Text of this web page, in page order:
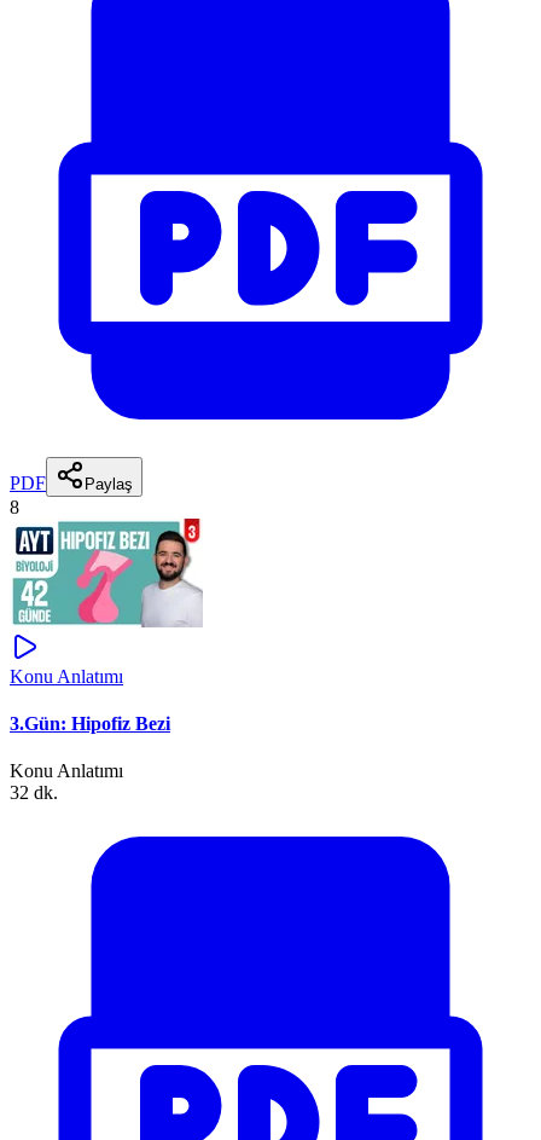
PDF Paylaş
8
Konu Anlatımı
3.Gün: Hipofiz Bezi
Konu Anlatımı
32 dk.